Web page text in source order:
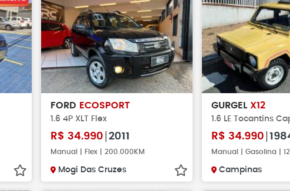
FORD ECOSPORT
1.6 4P XLT Flex
R$ 34.990 2011
Manual | Flex | 200.000KM
Mogi Das Cruzes
GURGEL X12
1.6 LE Tocantins
R$ 34.990
Manual | Gasolina |
Campinas